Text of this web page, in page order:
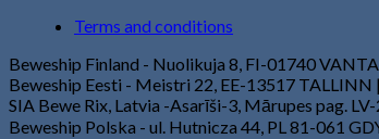
Terms and conditions
Beweship Finland - Nuolikuja 8, FI-01740
Beweship Eesti - Meistri 22, EE-13517
SIA Bewe Rix, Latvia -Asarīši-3, Mārupes pag.
Beweship Polska - ul. Hutnicza 44, PL 81-061